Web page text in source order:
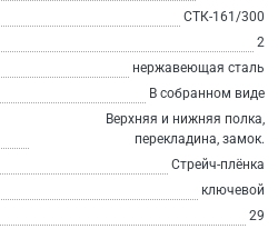
СТК-161/300
2
нержавеющая сталь
В собранном виде
Верхняя и нижняя полка,
перекладина, замок.
Стрейч-плёнка
ключевой
29